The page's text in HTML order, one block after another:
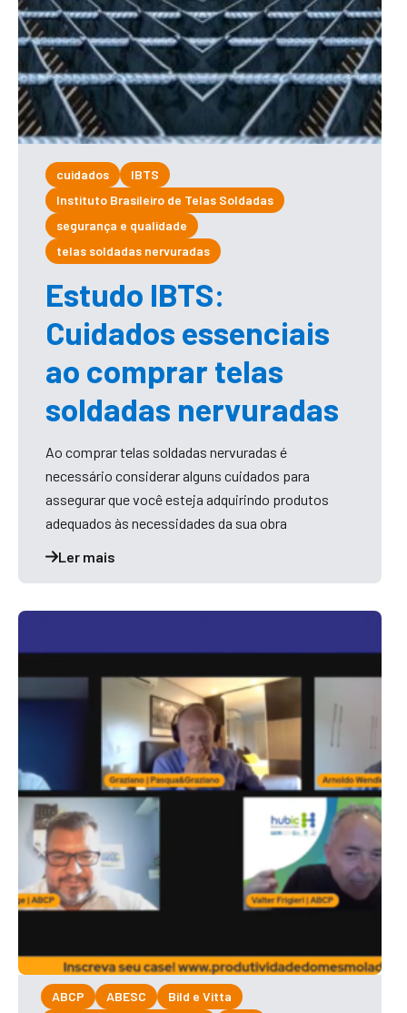
cuidados
IBTS
Instituto Brasileiro de Telas Soldadas
segurança e qualidade
telas soldadas nervuradas
Estudo IBTS:
Cuidados essenciais
ao comprar telas
soldadas nervuradas
Ao comprar telas soldadas nervuradas é
necessário considerar alguns cuidados para
assegurar que você esteja adquirindo produtos
adequados às necessidades da sua obra
Ler mais
ABCP ABESC
Bild e Vitta